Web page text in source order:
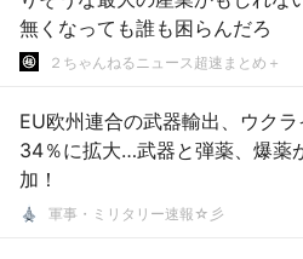
無くなっても誰も困らんだろ
２ちゃんねるニュース超速まとめ＋
EU欧州連合の武器輸出、ウク
34％に拡大…武器と弾薬、爆薬
加！
軍事・ミリタリー速報☆彡